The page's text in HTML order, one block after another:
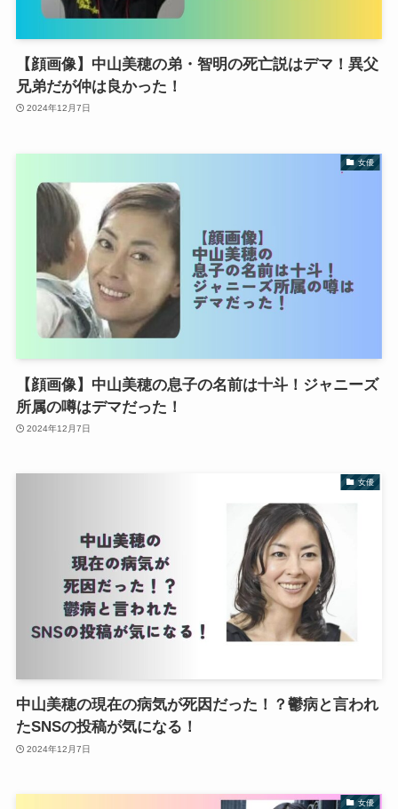
【顔画像】中山美穂の弟・智明の死亡説はデマ！異父
兄弟だが仲は良かった！
2024年12月7日
女優
【顔画像】中山美穂の息子の名前は十斗！ジャニーズ
所属の噂はデマだった！
2024年12月7日
女優
中山美穂の現在の病気が死因だった！？鬱病と言われ
たSNSの投稿が気になる！
2024年12月7日
女優